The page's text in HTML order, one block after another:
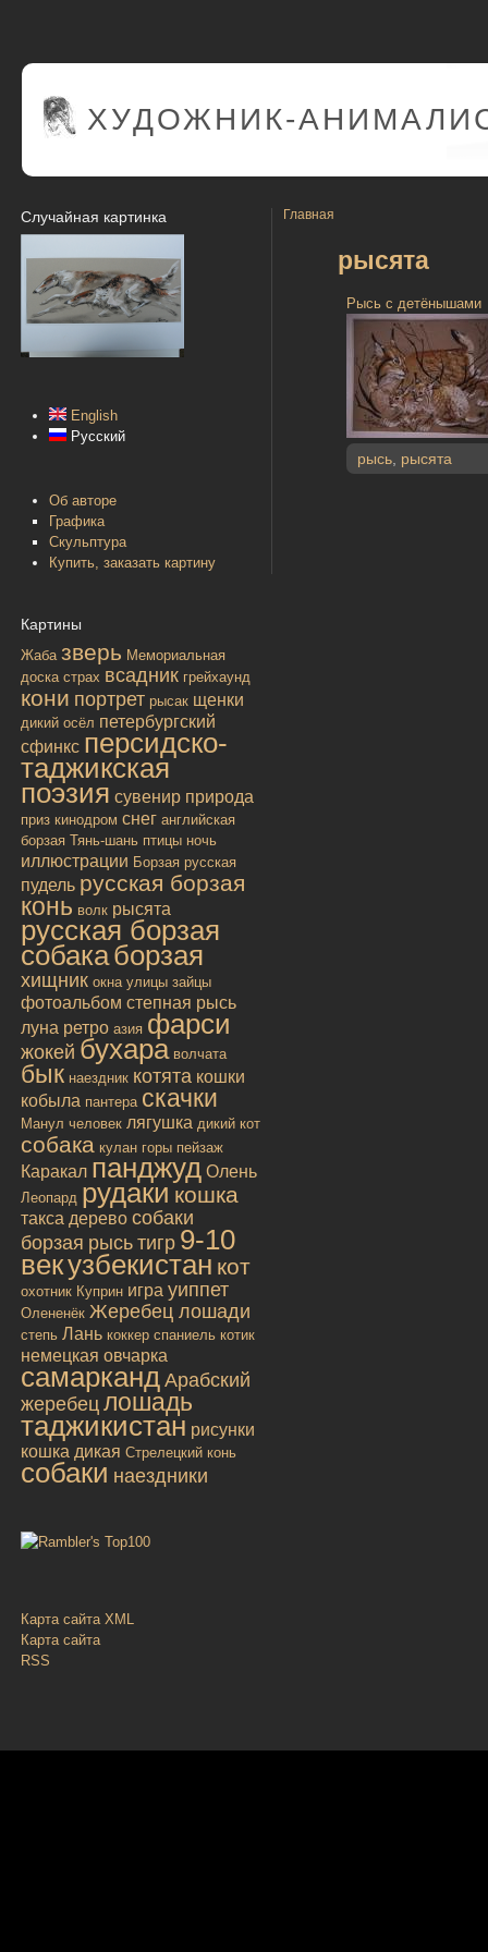
ХУДОЖНИК-
Случайная картинка
English
Русский
Об авторе
Графика
Скульптура
Купить, заказать картину
Картины
Жаба зверь Мемориальная
доска страх всадник грейхаунд
кони портрет рысак щенки
дикий осёл петербургский
сфинкс персидско-
таджикская
поэзия сувенир природа
приз кинодром снег английская
борзая Тянь-шань птицы ночь
иллюстрации Борзая русская
пудель русская борзая
конь волк рысята
русская борзая
собакаборзая
хищник окна улицы зайцы
фотоальбом степная рысь
луна ретро азия фарси
жокей бухара волчата
бык наездник котята кошки
кобыла пантера скачки
Манул человек лягушка дикий кот
собака кулан горы пейзаж
Каракал панджуд Олень
Леопард рудаки кошка
такса дерево собаки
борзая рысь тигр 9-10
векузбекистан кот
охотник Куприн игра уиппет
Олененёк Жеребец лошади
степь Лань коккер спаниель котик
немецкая овчарка
самарканд Арабский
жеребец лошадь
таджикистан рисунки
кошка дикая Стрелецкий конь
собаки наездники
Карта сайта XML
Карта сайта
RSS
Главная
рысята
Рысь с детёнышами
рысь рысята